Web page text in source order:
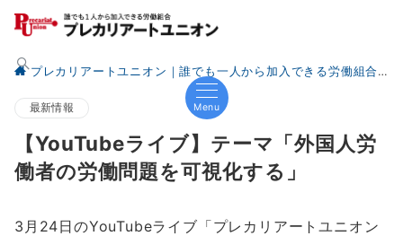
Menu
プレカリアートユニオン｜誰でも一人から加入できる労働組合
最新情報
【YouTubeライブ】テーマ「外国人労
働者の労働問題を可視化する」
3月24日のYouTubeライブ「プレカリアートユニオン